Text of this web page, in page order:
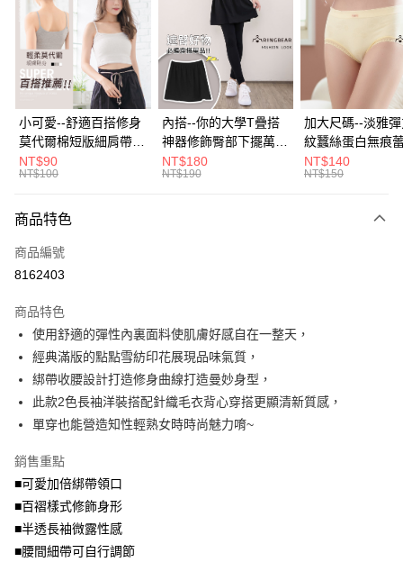
LINE Pay
Apple Pay
街口支付
悠遊付
Google Pay
全盈+PAY
大哥付你分期
【大哥付你分期使用說明】
1.本服務由台灣大哥大提供，台灣大哥大用戶可立即使用無須另外申請。
流程，驗證手機門號後，選擇欲分期的期數、繳款截止日，確認付款後即完
成交易。
3.實際核准額度、可分期數及費用金額請依後續交易確認頁面所載為準。
4.訂單成立30分鐘內，如未前往確認交易或遇審核未通過，訂單將自動取
法說明評估內容。
【繳款方式說明】
1.分期款項不併入電信帳單，「大哥付你分期」於每月結算日後寄送繳費提
醒簡訊。
帳／街口支付／iPASS MONEY」等通路繳費。
【注意事項】
1.本服務係由「台灣大哥大股份有限公司」（以下簡稱本公司）所提供，讓
用戶於交易時，得透過本服務購買商品或服務，並由商店將買賣／分期付款
買賣價金債權讓與本公司後，依約使用本公司帳單繳交帳款。
AFTEE先享後付
【關於「AFTEE先享後付」】
AFTEE先享後付是「在收到商品之後才付款」的支付方式。 讓您購物簡單
便利好安心！
１．簡單：不需註冊會員、不需綁卡、不需儲值。
２．便利：只要手機號碼，簡訊認證，即可結帳。
３．安心：先確認商品／服務後，再付款。
【「AFTEE先享後付」結帳流程】
結帳頁面，進行簡訊認證並確認金額後，即可完成結帳。
３．收到繳費通知簡訊後14天內，點擊此簡訊中的連結，可透過四大超商／
ATM／網路銀行／等多元方式進行付款，方視為交易完成。
※ 請注意：結帳手續完成當下不需立刻繳費，但若您需要取消訂單，請聯絡
購買商品的店家。未經商家同意取消之訂單仍視為有效，需透過AFTEE先享
後付繳納相關費用。
ATM付款
全家取貨付款
每筆NT$70，滿NT$699(含以上)免運費
付款後全家取貨
每筆NT$70，滿NT$699(含以上)免運費
7-11取貨付款
每筆NT$70，滿NT$799(含以上)免運費
小可愛--舒適百搭修身
莫代爾棉短版細肩帶素
色背心(白.黑.灰L-2L)-
U582眼圈熊中大尺碼
NT$90
NT$100
內搭--你的大學T疊搭
神器修飾臀部下擺萬用
內搭裙/遮臀裙(黑2L-
6L)-Q155眼圈熊中大
NT$180
NT$190
加大尺碼--淡雅
紋蠶絲蛋白無痕
角內褲(白.粉.藍.
3L)-L28眼圈熊中
NT$140
NT$150
商品特色
商品編號
8162403
商品特色
使用舒適的彈性內裏面料使肌膚好感自在一整天，
經典滿版的點點雪紡印花展現品味氣質，
綁帶收腰設計打造修身曲線打造曼妙身型，
此款2色長袖洋裝搭配針織毛衣背心穿搭更顯清新質感，
單穿也能營造知性輕熟女時時尚魅力唷~
銷售重點
■可愛加倍綁帶領口
■百褶樣式修飾身形
■半透長袖微露性感
■腰間細帶可自行調節